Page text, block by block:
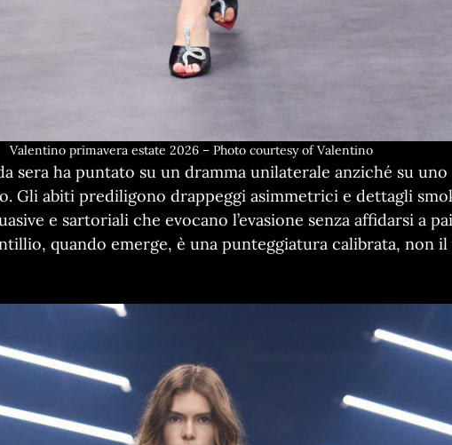
Valentino primavera estate 2026 – Photo courtesy of Valentino
sera ha puntato su un dramma unilaterale anziché su uno
Gli abiti prediligono drappeggi asimmetrici e dettagli
e sartoriali che evocano l’evasione senza affidarsi a
quando emerge, è una punteggiatura calibrata, non